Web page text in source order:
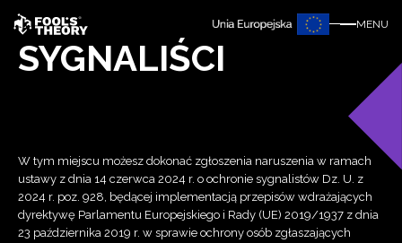
MENU
SYGNALIŚCI
W tym miejscu możesz dokonać zgłoszenia naruszenia w ramach
ustawy z dnia 14 czerwca 2024 r. o ochronie sygnalistów Dz. U. z
2024 r. poz. 928, będącej implementacją przepisów wdrażających
dyrektywę Parlamentu Europejskiego i Rady (UE) 2019/1937 z dnia
23 października 2019 r. w sprawie ochrony osób zgłaszających